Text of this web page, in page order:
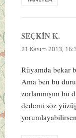
SEÇKİN K.
ki:
21 Kasım 2013,
Rüyamda bekar
Ama ben bu
zorlanmışım bu
dedemi söz